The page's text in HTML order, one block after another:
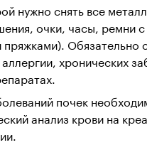
нужно снять все
очки, часы, ремни с
пряжками). Обязательно
хронических
почек
анализ крови на